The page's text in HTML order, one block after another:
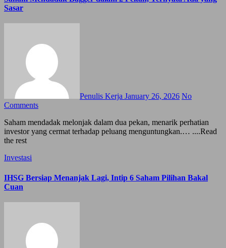
Sasar
Penulis Kerja January 26, 2026 No
Comments
Saham mendadak melonjak dalam dua pekan, menarik perhatian
investor yang cermat terhadap peluang menguntungkan.… ....Read
the rest
Investasi
IHSG Bersiap Menanjak Lagi, Intip 6 Saham Pilihan Bakal
Cuan